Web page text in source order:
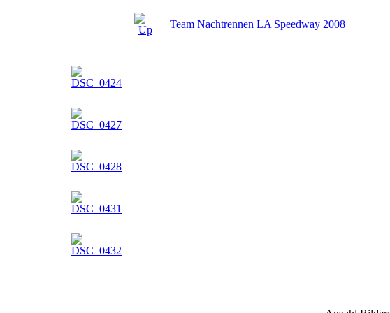
Team Nachtrennen LA Speedway 2008